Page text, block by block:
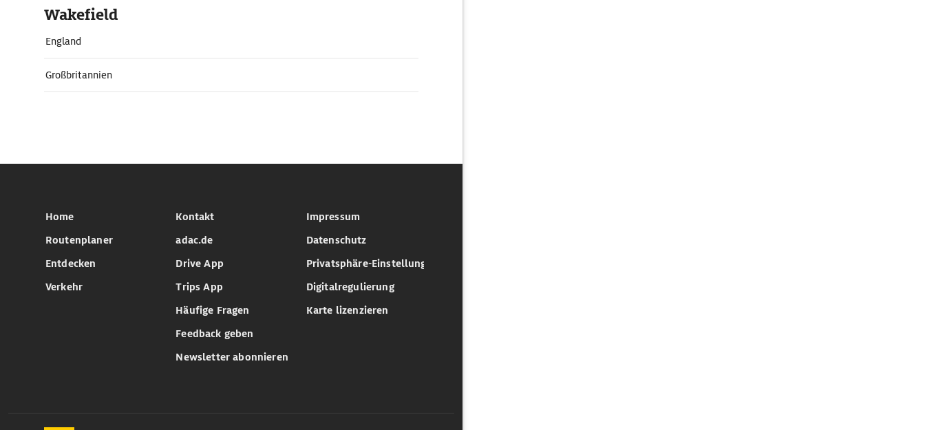
Wakefield
England
Großbritannien
Home
Routenplaner
Entdecken
Verkehr
Kontakt
adac.de
Drive App
Trips App
Häufige Fragen
Feedback geben
Newsletter abonnieren
Impressum
Datenschutz
Privatsphäre-Einstellungen
Digitalregulierung
Karte lizenzieren